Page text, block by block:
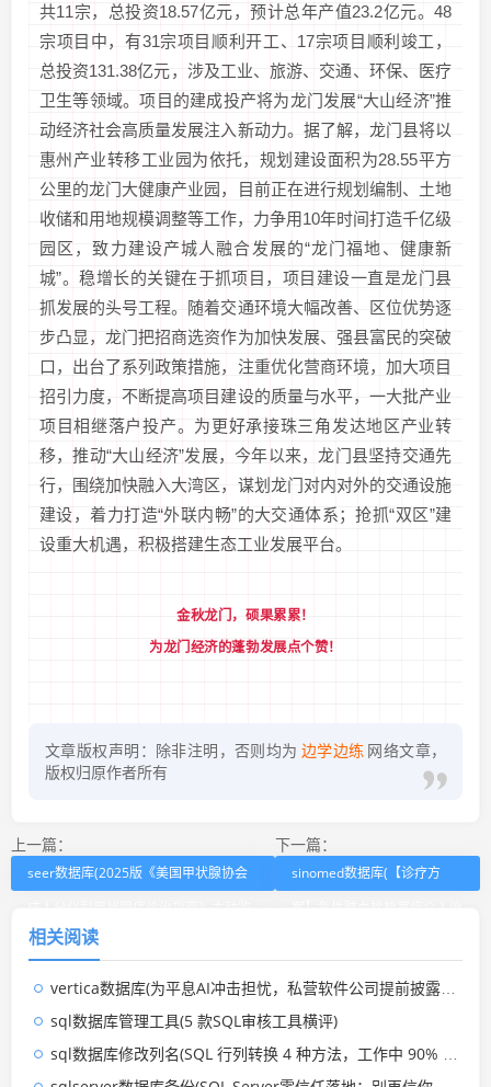
共11宗，总投资18.57亿元，预计总年产值23.2亿元。48
宗项目中，有31宗项目顺利开工、17宗项目顺利竣工，
总投资131.38亿元，涉及工业、旅游、交通、环保、医疗
卫生等领域。项目的建成投产将为龙门发展“大山经济”推
动经济社会高质量发展注入新动力。据了解，龙门县将以
惠州产业转移工业园为依托，规划建设面积为28.55平方
公里的龙门大健康产业园，目前正在进行规划编制、土地
收储和用地规模调整等工作，力争用10年时间打造千亿级
园区，致力建设产城人融合发展的“龙门福地、健康新
城”。稳增长的关键在于抓项目，项目建设一直是龙门县
抓发展的头号工程。随着交通环境大幅改善、区位优势逐
步凸显，龙门把招商选资作为加快发展、强县富民的突破
口，出台了系列政策措施，注重优化营商环境，加大项目
招引力度，不断提高项目建设的质量与水平，一大批产业
项目相继落户投产。为更好承接珠三角发达地区产业转
移，推动“大山经济”发展，今年以来，龙门县坚持交通先
行，围绕加快融入大湾区，谋划龙门对内对外的交通设施
建设，着力打造“外联内畅”的大交通体系；抢抓“双区”建
设重大机遇，积极搭建生态工业发展平台。
金秋龙门，硕果累累！
为龙门经济的蓬勃发展点个赞！
文章版权声明：除非注明，否则均为 边学边练 网络文章，
版权归原作者所有
上一篇：
seer数据库(2025版《美国甲状腺协会
测部分：更新要点解读)
下一篇：
sinomed数据库(【诊疗方
相关阅读
vertica数据库(为平息AI冲击担忧，私营软件公司提前披露财报数据)
sql数据库管理工具(5 款SQL审核工具横评)
sql数据库修改列名(SQL 行列转换 4 种方法，工作中 90% 场景都能用)